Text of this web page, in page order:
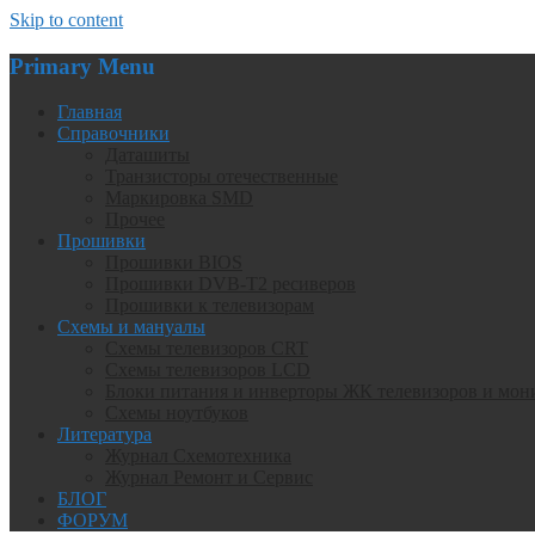
Skip to content
Primary Menu
Главная
Справочники
Прошивки
Схемы и мануалы
Литература
БЛОГ
ФОРУМ